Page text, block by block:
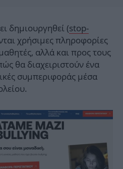
δημιουργηθεί (stop-
χρήσιμες πληροφορίες
αλλά και προς τους
θα διαχειριστούν ένα
συμπεριφοράς μέσα